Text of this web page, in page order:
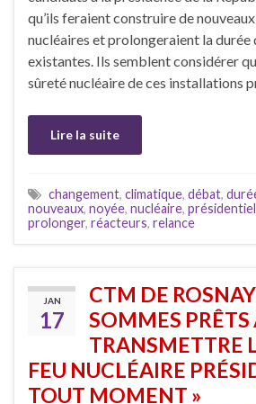
qu’ils feraient construire de
nucléaires et prolongeraient la durée
existantes. Ils semblent considérer
sûreté nucléaire de ces installations
Lire la suite
changement, climatique, débat,
nouveaux, noyée, nucléaire, présidentiel
prolonger, réacteurs, relance
JAN
17
CTM DE
SOMMES PRÊTS
TRANSMETTRE
FEU NUCLÉAIRE
TOUT MOMENT »